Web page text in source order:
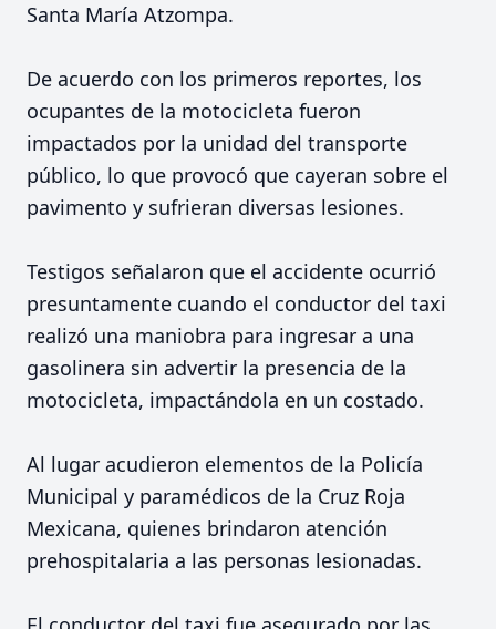
Santa María Atzompa.
De acuerdo con los primeros reportes, los
ocupantes de la motocicleta fueron
impactados por la unidad del transporte
público, lo que provocó que cayeran sobre el
pavimento y sufrieran diversas lesiones.
Testigos señalaron que el accidente ocurrió
presuntamente cuando el conductor del taxi
realizó una maniobra para ingresar a una
gasolinera sin advertir la presencia de la
motocicleta, impactándola en un costado.
Al lugar acudieron elementos de la Policía
Municipal y paramédicos de la Cruz Roja
Mexicana, quienes brindaron atención
prehospitalaria a las personas lesionadas.